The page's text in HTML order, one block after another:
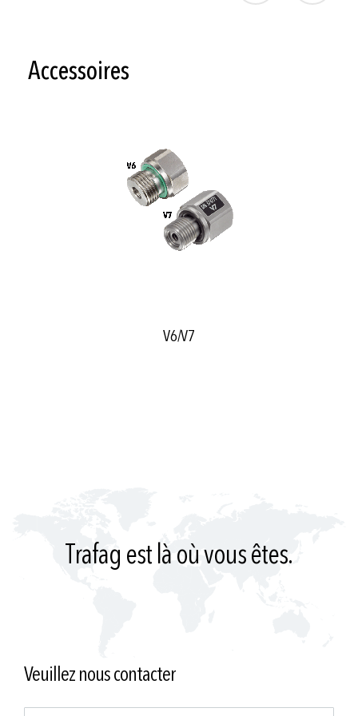
Accessoires
V6/V7
Trafag est là où vous êtes.
Veuillez nous contacter